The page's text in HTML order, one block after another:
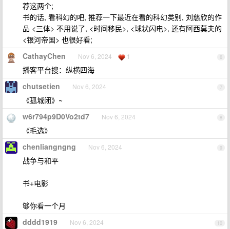
荐这两个;
书的话, 看科幻的吧, 推荐一下最近在看的科幻类别, 刘慈欣的作
品 <三体> 不用说了, <时间移民>, <球状闪电>, 还有阿西莫夫的
<银河帝国> 也很好看;
6
CathayChen Nov 6, 2024 1
播客平台搜：纵横四海
7
chutsetien Nov 6, 2024
《孤城闭》~
8
w6r794p9D0Vo2td7 Nov 6, 2024
《毛选》
9
chenliangngng Nov 6, 2024
战争与和平
书+电影
够你看一个月
10
dddd1919 Nov 6, 2024